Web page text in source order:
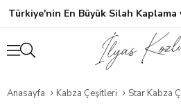
Türkiye'nin En Büyük Silah Kaplama
Anasayfa Kabza Çeşitleri Star Kabza